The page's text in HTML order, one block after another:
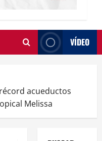
VÍDEO
acueductos
Melissa